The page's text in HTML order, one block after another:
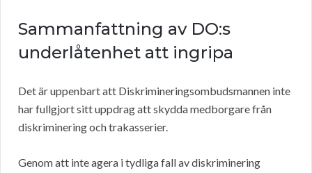
Sammanfattning av DO:s
underlåtenhet att ingripa
Det är uppenbart att Diskrimineringsombudsmannen inte
har fullgjort sitt uppdrag att skydda medborgare från
diskriminering och trakasserier.
Genom att inte agera i tydliga fall av diskriminering